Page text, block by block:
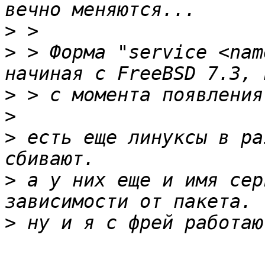
>
> > Форма "service
>
>
> есть еще линуксы в
> а у них еще и имя
>